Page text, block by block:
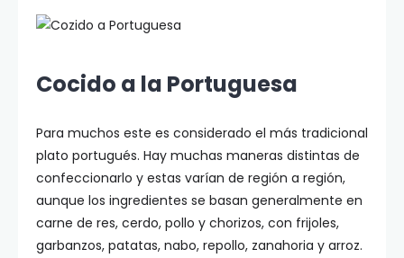
Cocido a la Portuguesa
Para muchos este es considerado el más tradicional
plato portugués. Hay muchas maneras distintas de
confeccionarlo y estas varían de región a región,
aunque los ingredientes se basan generalmente en
carne de res, cerdo, pollo y chorizos, con frijoles,
garbanzos, patatas, nabo, repollo, zanahoria y arroz.